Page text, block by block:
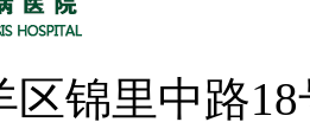
区锦里中路